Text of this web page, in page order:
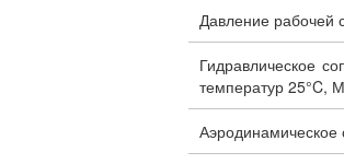
Давление рабочей
Гидравлическое
температур 25°C,